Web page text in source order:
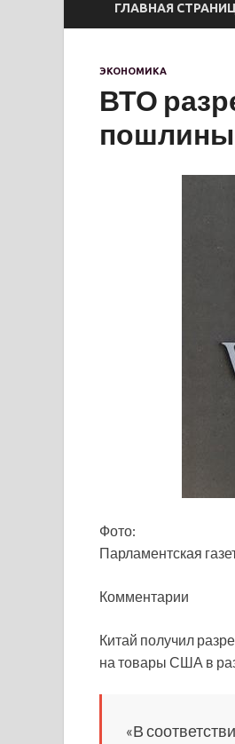
ГЛАВНАЯ
ЭКОНОМИКА
ВТО
Фото:
Парламентская
Комментарии
Китай получил
на товары США в
«В